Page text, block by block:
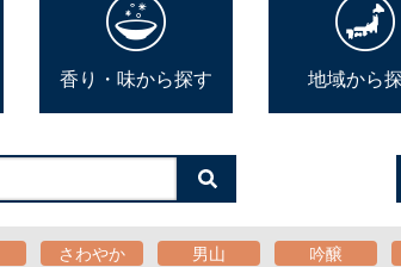
香り・味から探す 地域から
検
索
る
さわやか 男山 吟醸